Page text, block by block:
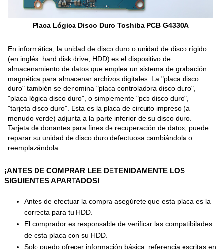
Placa Lógica Disco Duro Toshiba PCB G4330A
En informática, la unidad de disco duro o unidad de disco rígido
(en inglés: hard disk drive, HDD) es el dispositivo de
almacenamiento de datos que emplea un sistema de grabación
magnética para almacenar archivos digitales. La "placa disco
duro" también se denomina "placa controladora disco duro",
"placa lógica disco duro", o simplemente "pcb disco duro",
"tarjeta disco duro". Esta es la placa de circuito impreso (a
menudo verde) adjunta a la parte inferior de su disco duro.
Tarjeta de donantes para fines de recuperación de datos, puede
reparar su unidad de disco duro defectuosa cambiándola o
reemplazándola.
¡ANTES DE COMPRAR LEE DETENIDAMENTE LOS
SIGUIENTES APARTADOS!
Antes de efectuar la compra asegúrete que esta placa es la
correcta para tu HDD.
El comprador es responsable de verificar las compatibilades
de esta placa con su HDD.
Solo puedo ofrecer información básica, referencia escritas en